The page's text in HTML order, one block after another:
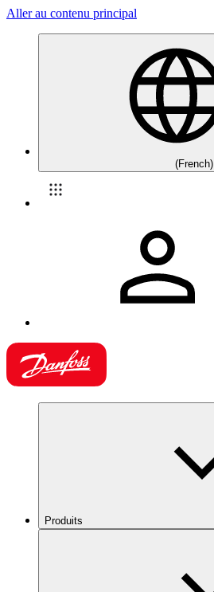
Aller au contenu principal
(French)
Produits